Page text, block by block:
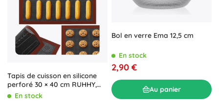
Tapis de cuisson en silicone
perforé 30 × 40 cm RUHHY,
recto-verso, réutilisable
En stock
Bol en verre Ema 12,5 cm
En stock
2,90 €
Au panier